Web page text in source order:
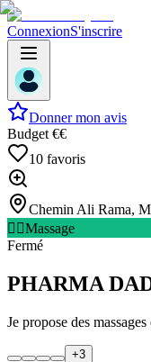
ConnexionS'inscrire
Donner mon avis
Budget €€
10 favoris
Chemin Ali Rama,
💆‍♂️Massage
Fermé
PHARMA
Je propose des
+3